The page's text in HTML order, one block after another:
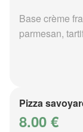
Base crème
parmesan,
Pizza
8.00 €